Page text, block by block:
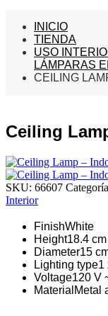
INICIO
TIENDA
USO
LÁMPARAS
CEILING
Ceiling
SKU: 66607
Interior
FinishWhite
Height18.4
Diameter15
Lighting type1
Voltage120 V
Material Metal